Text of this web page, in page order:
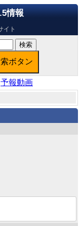
情報
イト
予報動画